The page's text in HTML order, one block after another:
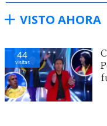
VISTO AHORA
44
visitas